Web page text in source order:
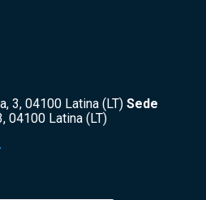
3, 04100 Latina (LT) Sede
04100 Latina (LT)